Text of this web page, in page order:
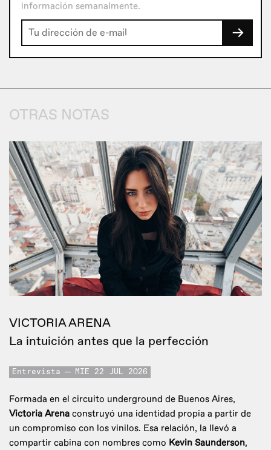
información semanalmente.
→
OTRAS NOTAS
VICTORIA ARENA
La intuición antes que la perfección
Entrevista MIE 22 JUL 2026
Formada en el circuito underground de Buenos Aires,
Victoria Arena construyó una identidad propia a partir de
un compromiso con los vinilos. Esa relación, la llevó a
compartir cabina con nombres como Kevin Saunderson,